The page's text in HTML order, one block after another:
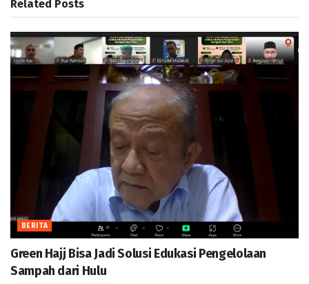
Related Posts
BERITA
Green Hajj Bisa Jadi Solusi Edukasi Pengelolaan
Sampah dari Hulu